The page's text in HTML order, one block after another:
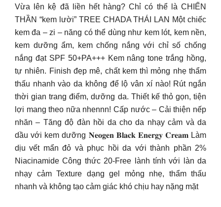
Vừa lên kệ đã liền hết hàng? Chỉ có thể là CHIẾN
THẦN “kem lười” TREE CHADA THÁI LAN Một chiếc
kem đa – zi – năng có thể dùng như kem lót, kem nền,
kem dưỡng ẩm, kem chống nắng với chỉ số chống
nắng đạt SPF 50+PA+++ Kem nâng tone trắng hồng,
tự nhiên. Finish đẹp mê, chất kem thì mỏng nhẹ thẩm
thấu nhanh vào da không để lộ vân xí nào! Rút ngắn
thời gian trang điểm, dưỡng da. Thiết kế thỏ gọn, tiện
lợi mang theo nữa nhennn! Cấp nước – Cải thiện nếp
nhăn – Tăng độ đàn hồi da cho da nhạy cảm và da
dầu với kem dưỡng 𝐍𝐞𝐨𝐠𝐞𝐧 𝐁𝐥𝐚𝐜𝐤 𝐄𝐧𝐞𝐫𝐠𝐲 𝐂𝐫𝐞𝐚𝐦 Làm
dịu vết mẩn đỏ và phục hồi da với thành phần 2%
Niacinamide Công thức 20-Free lành tính với làn da
nhạy cảm Texture dạng gel mỏng nhẹ, thẩm thấu
nhanh và không tạo cảm giác khó chịu hay nặng mặt